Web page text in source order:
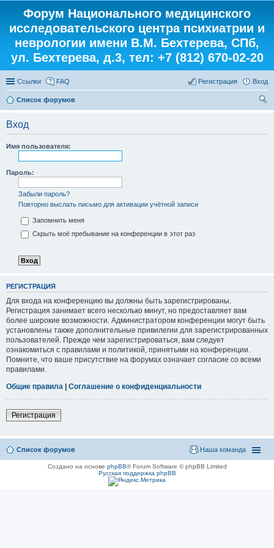
Форум Национального медицинского
исследовательского центра психиатрии и
неврологии имени В.М. Бехтерева, СПб,
ул. Бехтерева, д.3, тел: +7 (812) 670-02-20
Ссылки FAQ Вход
Регистрация
Список форумов
Вход
Имя пользователя:
Пароль:
Забыли пароль?
Повторно выслать письмо для активации учётной записи
Запомнить меня
Скрыть моё пребывание на конференции в этот раз
РЕГИСТРАЦИЯ
Для входа на конференцию вы должны быть зарегистрированы.
Регистрация занимает всего несколько минут, но предоставляет вам
более широкие возможности. Администратором конференции могут быть
установлены также дополнительные привилегии для зарегистрированных
пользователей. Прежде чем зарегистрироваться, вам следует
ознакомиться с правилами и политикой, принятыми на конференции.
Помните, что ваше присутствие на форумах означает согласие со всеми
правилами.
Общие правила | Соглашение о конфиденциальности
Регистрация
Список форумов Наша команда
Создано на основе phpBB® Forum Software © phpBB Limited
Русская поддержка phpBB